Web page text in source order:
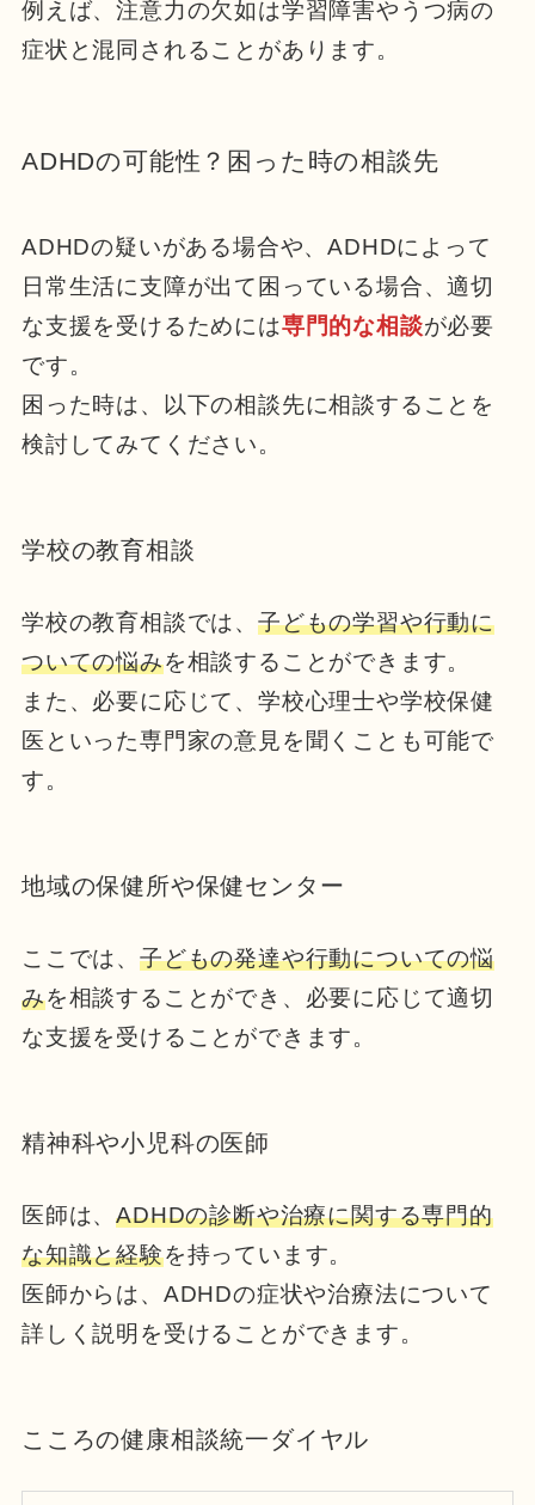
例えば、注意力の欠如は学習障害やうつ病の
症状と混同されることがあります。
ADHDの可能性？困った時の相談先
ADHDの疑いがある場合や、ADHDによって
日常生活に支障が出て困っている場合、適切
な支援を受けるためには専門的な相談が必要
です。
困った時は、以下の相談先に相談することを
検討してみてください。
学校の教育相談
学校の教育相談では、 子どもの学習や行動に
ついての悩みを相談することができます。
また、必要に応じて、学校心理士や学校保健
医といった専門家の意見を聞くことも可能で
す。
地域の保健所や保健センター
ここでは、 子どもの発達や行動についての悩
みを相談することができ、必要に応じて適切
な支援を受けることができます。
精神科や小児科の医師
医師は、ADHDの診断や治療に関する専門的
な知識と経験を持っています。
医師からは、ADHDの症状や治療法について
詳しく説明を受けることができます。
こころの健康相談統一ダイヤル